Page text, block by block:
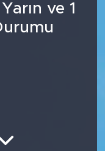
ve 1